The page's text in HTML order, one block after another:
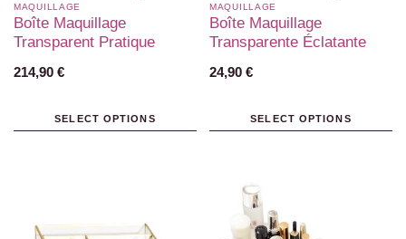
MAQUILLAGE
Boîte Maquillage
Transparent Pratique
214,90 €
SELECT OPTIONS
MAQUILLAGE
Boîte Maquillage
Transparente Éclatante
24,90 €
SELECT OPTIONS